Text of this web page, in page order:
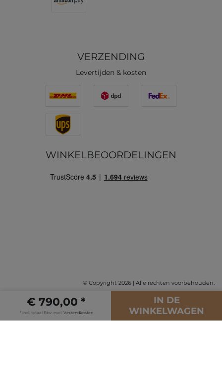
€ 790,00 *
* incl. totaal Btw. excl. Verzendkosten
IN DE
WINKELWAGEN
VERZENDING
Levertijden & kosten
WINKELBEOORDELINGEN
© Copyright 2026 | Alle rechten voorbehouden.